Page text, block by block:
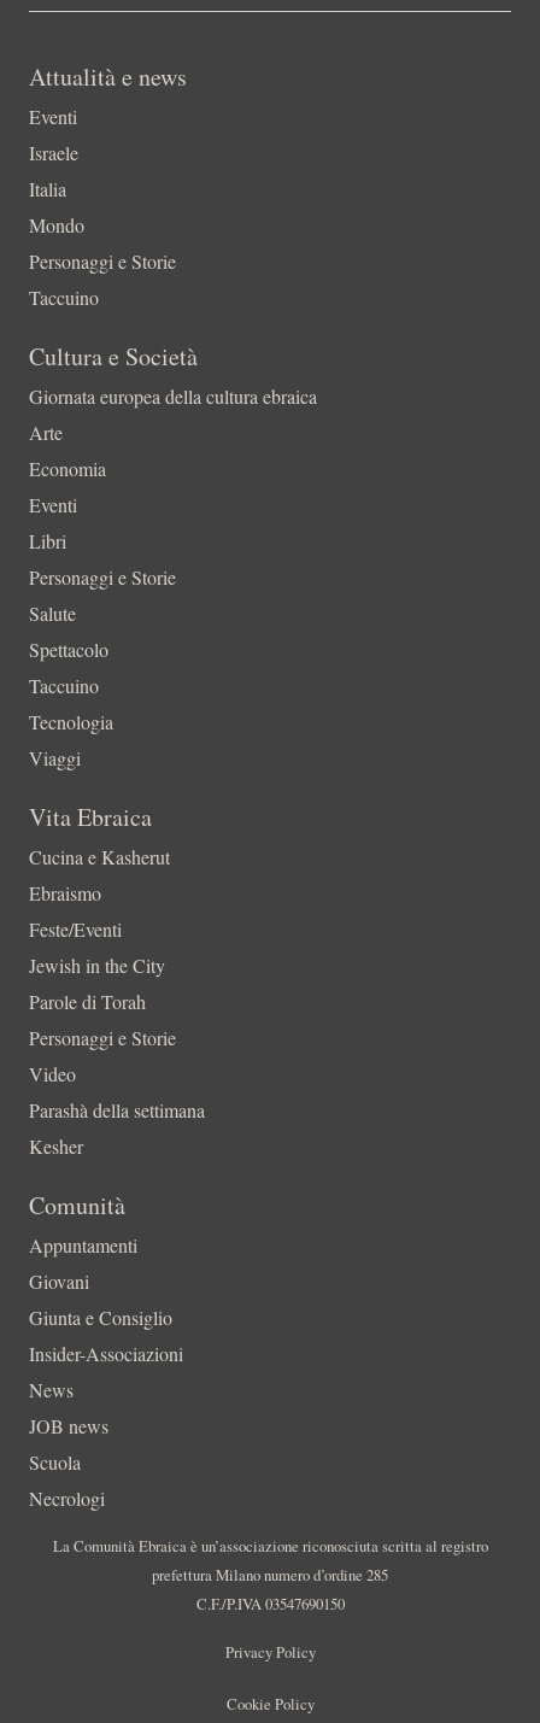
Attualità e news
Eventi
Israele
Italia
Mondo
Personaggi e Storie
Taccuino
Cultura e Società
Giornata europea della cultura ebraica
Arte
Economia
Eventi
Libri
Personaggi e Storie
Salute
Spettacolo
Taccuino
Tecnologia
Viaggi
Vita Ebraica
Cucina e Kasherut
Ebraismo
Feste/Eventi
Jewish in the City
Parole di Torah
Personaggi e Storie
Video
Parashà della settimana
Kesher
Comunità
Appuntamenti
Giovani
Giunta e Consiglio
Insider-Associazioni
News
JOB news
Scuola
Necrologi
La Comunità Ebraica è un’associazione riconosciuta scritta al registro
prefettura Milano numero d’ordine 285
C.F./P.IVA 03547690150
Privacy Policy
Cookie Policy